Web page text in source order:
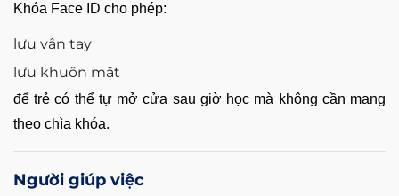
Khóa Face ID cho phép:
lưu vân tay
lưu khuôn mặt
để trẻ có thể tự mở cửa sau giờ học mà không cần mang
theo chìa khóa.
Người giúp việc